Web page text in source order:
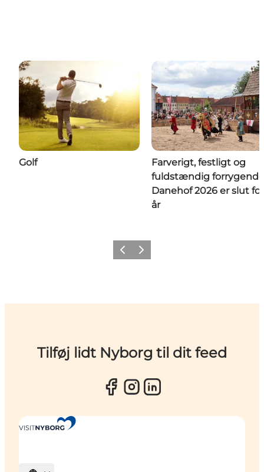
Golf
Farverigt, festligt og
fuldstændig
Danehof 2026 er slut
år
ForrigeNæste
Tilføj lidt Nyborg til dit feed